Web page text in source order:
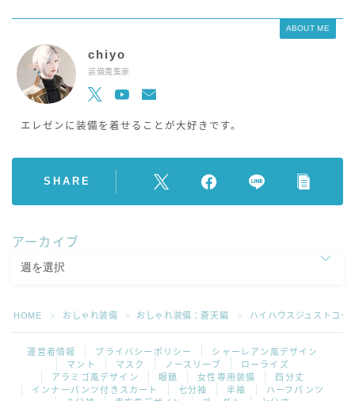
ABOUT ME
chiyo
装備蒐集家
エレゼンに装備を着せることが大好きです。
SHARE
アーカイブ
HOME ＞ おしゃれ装備 ＞ おしゃれ装備：蒼天編 ＞ ハイハウスジュストコー
運営者情報 プライバシーポリシー
シャーレアン風デザイン
マント
マスク ノースリーブ
ローライズ
アラミゴ風デザイン
眼鏡 女性専用装備
四分丈
インナーパンツ付きスカート
七分袖 半袖
ハーフパンツ